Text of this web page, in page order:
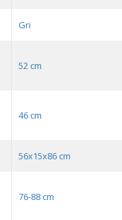
Gri
52 cm
46 cm
56x15x86 cm
76-88 cm